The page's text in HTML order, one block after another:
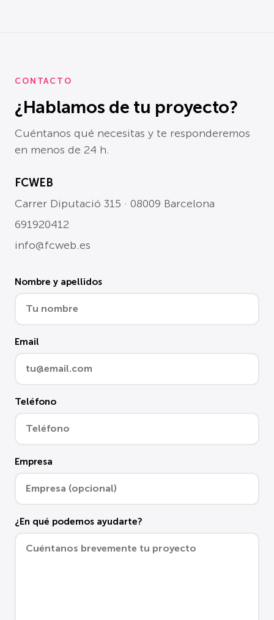
CONTACTO
¿Hablamos de tu proyecto?
Cuéntanos qué necesitas y te responderemos
en menos de 24 h.
FCWEB
Carrer Diputació 315 · 08009 Barcelona
691920412
info@fcweb.es
Nombre y apellidos
Email
Teléfono
Empresa
¿En qué podemos ayudarte?